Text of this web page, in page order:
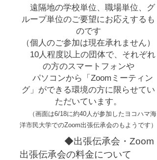
遠隔地の学校単位、職場単位、グ
ループ単位のご要望にお応えするも
のです
（個人のご参加は現在承れません）
10人程度以上の団体で、それぞれ
の方のスマートフォンや
パソコンから「Zoomミーティン
グ」ができる環境の方に限らせてい
ただいています。
（画面は6/18に約40人が参加したヨコハマ海
洋市民大学でのZoom出張伝承会のもようです）
◆出張伝承会 ・Zoom
出張伝承会の料金について